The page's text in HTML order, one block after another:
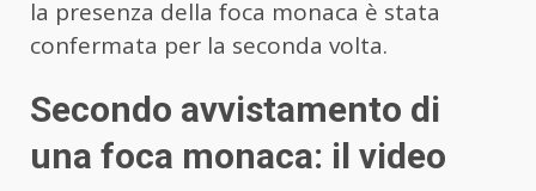
la presenza della foca monaca è stata
confermata per la seconda volta.
Secondo avvistamento di
una foca monaca: il video